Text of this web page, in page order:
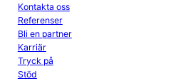
Kontakta oss
Referenser
Bli en partner
Karriär
Tryck på
Stöd